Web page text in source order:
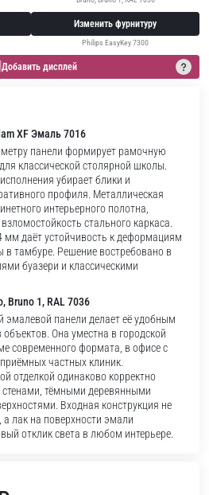
Изменить фурнитуру
Philips EasyKey 7300
Добавить дисплей
XF Эмаль 7016
панели формирует рамочную
классической столярной школы.
убирает блики и
профиля. Металлическая
интерьерного полотна,
стального каркаса.
даёт устойчивость к деформациям
в тамбуре. Решение востребовано в
буазери и классическими
Bruno 1, RAL 7036
эмалевой панели делает её удобным
Она уместна в городской
современного формата, в офисе с
частных клиник.
отделкой одинаково корректно
тёмными деревянными
Входная конструкция не
лак на поверхности эмали
отклик света в любом интерьере.